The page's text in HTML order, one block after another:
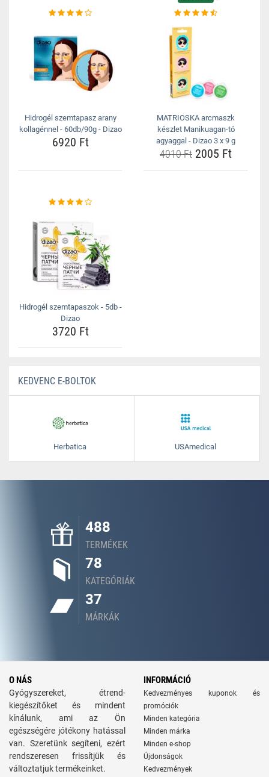
Hidrogél szemtapasz arany
kollagénnel - 60db/90g - Dizao
6920 Ft
MATRIOSKA arcmaszk
készlet Manikuagan-tó
agyaggal - Dizao 3 x 9 g
4010 Ft 2005 Ft
Hidrogél szemtapaszok - 5db -
Dizao
3720 Ft
KEDVENC E-BOLTOK
Herbatica USAmedical
488
TERMÉKEK
78
KATEGÓRIÁK
37
MÁRKÁK
O NÁS
Gyógyszereket, étrend-
kiegészítőket és mindent
kínálunk, ami az Ön
egészségére jótékony hatással
van. Szeretünk segíteni, ezért
rendszeresen frissítjük és
változtatjuk termékeinket.
INFORMÁCIÓ
Kedvezményes kuponok és
promóciók
Minden kategória
Minden márka
Minden e-shop
Újdonságok
Kedvezmények